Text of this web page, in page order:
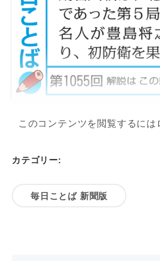
このコンテンツを閲覧するに
カテゴリー:
毎日ことば 新聞版